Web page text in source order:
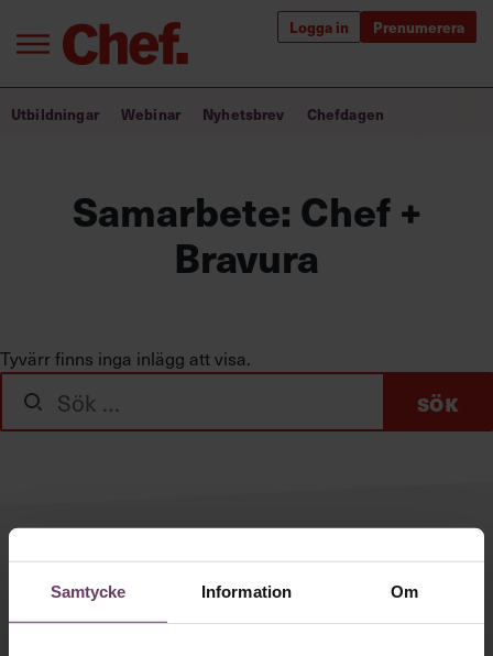
Samtycke Information Om
Logga in Prenumerera
Annonsera
Om oss
personuppgiftsbehandling
Sök
efter:
Bra ledare förändrar världen
Utbildning för ledare
Chefakademin+
Utbildningar Webinar Nyhetsbrev Chefdagen
Samarbete: Chef +
Bravura
Tyvärr finns inga inlägg att visa.
Sök
efter:
Håll dig uppdaterad med våra
nyhetsbrev!